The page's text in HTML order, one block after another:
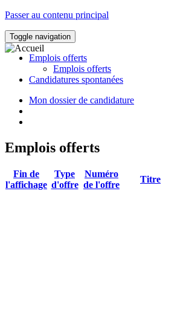
Passer au contenu principal
Toggle navigation
Emplois offerts
Emplois offerts
Candidatures spontanées
Mon dossier de candidature
Emplois offerts
Fin de
l'affichage
Type
d'offre
Numéro
de l'offre
Titre